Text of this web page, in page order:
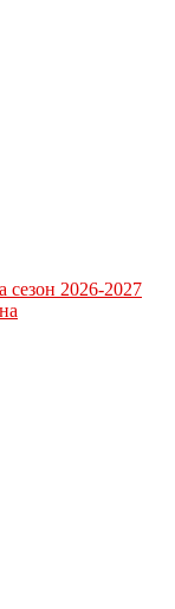
сезон 2026-2027